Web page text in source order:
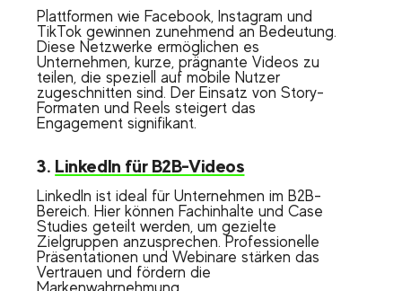
Plattformen wie Facebook, Instagram und
TikTok gewinnen zunehmend an Bedeutung.
Diese Netzwerke ermöglichen es
Unternehmen, kurze, prägnante Videos zu
teilen, die speziell auf mobile Nutzer
zugeschnitten sind. Der Einsatz von Story-
Formaten und Reels steigert das
Engagement signifikant.
3. LinkedIn für B2B-Videos
LinkedIn ist ideal für Unternehmen im B2B-
Bereich. Hier können Fachinhalte und Case
Studies geteilt werden, um gezielte
Zielgruppen anzusprechen. Professionelle
Präsentationen und Webinare stärken das
Vertrauen und fördern die
Markenwahrnehmung.